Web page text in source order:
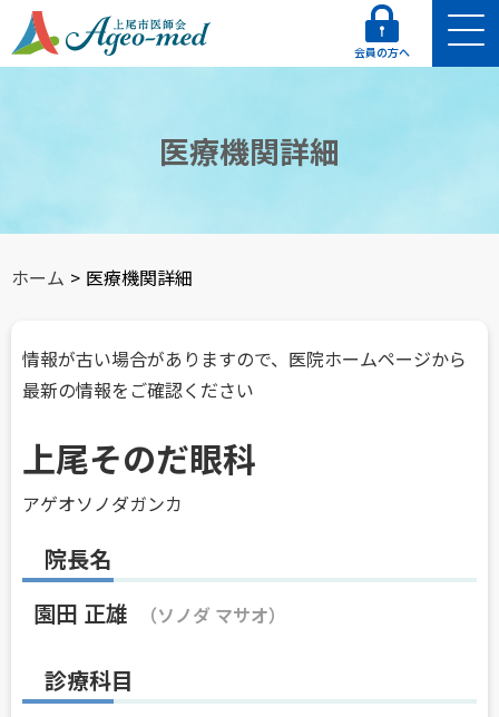
会員の方へ
医療機関詳細
ホーム > 医療機関詳細
情報が古い場合がありますので、医院ホームページから
最新の情報をご確認ください
上尾そのだ眼科
アゲオソノダガンカ
院長名
園田 正雄
（ソノダ マサオ）
診療科目